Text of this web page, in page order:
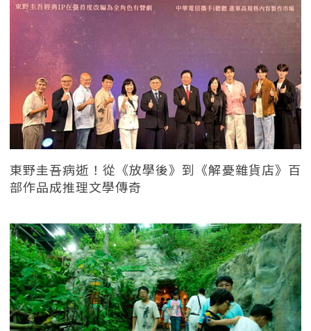
東野圭吾病逝！從《放學後》到《解憂雜貨店》百
部作品成推理文學傳奇